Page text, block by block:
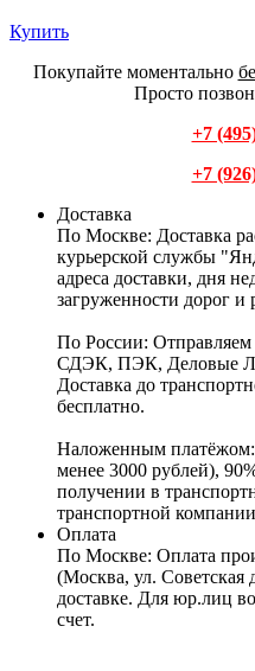
Купить
Покупайте моментально
Просто
+7
+7
Доставка
По Москве: Доставка
курьерской службы
адреса доставки, дня
загруженности дорог и
По России: Отправляем
СДЭК, ПЭК, Деловые
Доставка до
бесплатно.
Наложенным платёжом:
менее 3000 рублей),
получении в
транспортной
Оплата
По Москве: Оплата
(Москва, ул. Советская
доставке. Для юр.лиц
счет.